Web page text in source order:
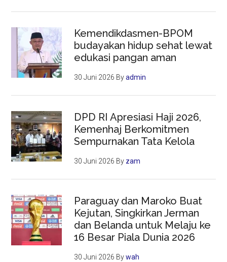
Kemendikdasmen-BPOM
budayakan hidup sehat lewat
edukasi pangan aman
30 Juni 2026 Byadmin
DPD RI Apresiasi Haji 2026,
Kemenhaj Berkomitmen
Sempurnakan Tata Kelola
30 Juni 2026 By zam
Paraguay dan Maroko Buat
Kejutan, Singkirkan Jerman
dan Belanda untuk Melaju ke
16 Besar Piala Dunia 2026
30 Juni 2026 Bywah